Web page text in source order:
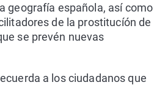
geografía española, así como
de la prostitucíón de
se prevén nuevas
a los ciudadanos que